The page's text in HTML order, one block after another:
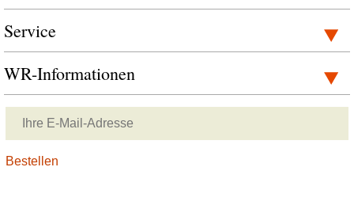
Service
WR-Informationen